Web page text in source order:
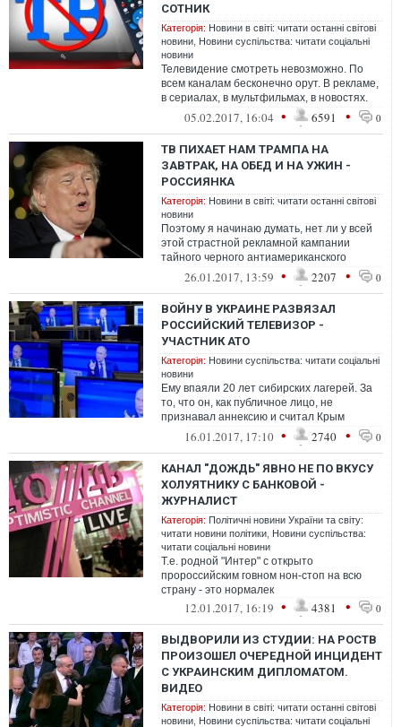
СОТНИК
Категорія: Новини в світі: читати останні світові
новини Новини суспільства: читати соціальні
новини
Телевидение смотреть невозможно. По
всем каналам бесконечно орут. В рекламе,
в сериалах, в мультфильмах, в новостях.
Особенно надрываются в новостных ...
05.02.2017, 16:04 • 6591 • 0
ТВ ПИХАЕТ НАМ ТРАМПА НА
ЗАВТРАК, НА ОБЕД И НА УЖИН -
РОССИЯНКА
Категорія: Новини в світі: читати останні світові
новини
Поэтому я начинаю думать, нет ли у всей
этой страстной рекламной кампании
тайного черного антиамериканского
замысла. Например, утопить США в наших
26.01.2017, 13:59 • 2207 • 0
ВОЙНУ В УКРАИНЕ РАЗВЯЗАЛ
РОССИЙСКИЙ ТЕЛЕВИЗОР -
УЧАСТНИК АТО
Категорія: Новини суспільства: читати соціальні
новини
Ему впаяли 20 лет сибирских лагерей. За
то, что он, как публичное лицо, не
признавал аннексию и считал Крым
украинским. Сенцов придерживался
16.01.2017, 17:10 • 2740 • 0
КАНАЛ "ДОЖДЬ" ЯВНО НЕ ПО ВКУСУ
ХОЛУЯТНИКУ С БАНКОВОЙ -
ЖУРНАЛИСТ
Категорія: Політичні новини України та світу:
читати новини політики Новини суспільства:
читати соціальні новини
Т.е. родной "Интер" с открыто
пророссийским говном нон-стоп на всю
страну - это нормалек
12.01.2017, 16:19 • 4381 • 0
ВЫДВОРИЛИ ИЗ СТУДИИ: НА РОСТВ
ПРОИЗОШЕЛ ОЧЕРЕДНОЙ ИНЦИДЕНТ
С УКРАИНСКИМ ДИПЛОМАТОМ.
ВИДЕО
Категорія: Новини в світі: читати останні світові
новини Новини суспільства: читати соціальні